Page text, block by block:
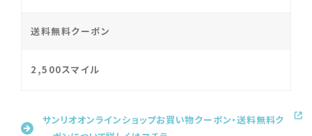
送料無料クーポン
2,500スマイル
サンリオオンラインショップお買い物クーポン・送料無料ク